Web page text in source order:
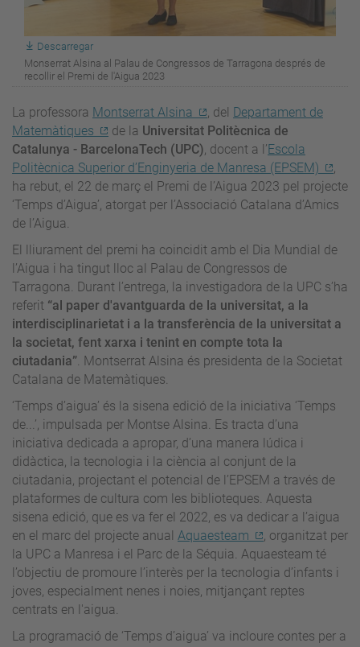
Descarregar
Monserrat Alsina al Palau de Congressos de Tarragona després de
recollir el Premi de l'Aigua 2023
La professora Montserrat Alsina , del Departament de
Matemàtiques
de la Universitat Politècnica de
Catalunya - BarcelonaTech (UPC), docent a l’Escola
Politècnica Superior d’Enginyeria de Manresa (EPSEM)
,
ha rebut, el 22 de març el Premi de l’Aigua 2023 pel projecte
‘Temps d’Aigua’, atorgat per l’Associació Catalana d’Amics
de l’Aigua.
El lliurament del premi ha coincidit amb el Dia Mundial de
l’Aigua i ha tingut lloc al Palau de Congressos de
Tarragona. Durant l’entrega, la investigadora de la UPC s’ha
referit “al paper d'avantguarda de la universitat, a la
interdisciplinarietat i a la transferència de la universitat a
la societat, fent xarxa i tenint en compte tota la
ciutadania”. Montserrat Alsina és presidenta de la Societat
Catalana de Matemàtiques.
‘Temps d’aigua’ és la sisena edició de la iniciativa ‘Temps
de...’, impulsada per Montse Alsina. Es tracta d’una
iniciativa dedicada a apropar, d’una manera lúdica i
didàctica, la tecnologia i la ciència al conjunt de la
ciutadania, projectant el potencial de l’EPSEM a través de
plataformes de cultura com les biblioteques. Aquesta
sisena edició, que es va fer el 2022, es va dedicar a l’aigua
en el marc del projecte anual Aquaesteam
, organitzat per
la UPC a Manresa i el Parc de la Séquia. Aquaesteam té
l’objectiu de promoure l’interès per la tecnologia d’infants i
joves, especialment nenes i noies, mitjançant reptes
centrats en l'aigua.
La programació de ‘Temps d’aigua’ va incloure contes per a